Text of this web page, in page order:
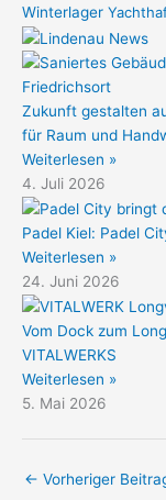
Winterlager
Zukunft gestalten
für Raum und
Weiterlesen »
4. Juli 2026
Padel Kiel: Padel
Weiterlesen »
24. Juni 2026
Vom Dock zum
VITALWERKS
Weiterlesen »
5. Mai 2026
← Vorheriger